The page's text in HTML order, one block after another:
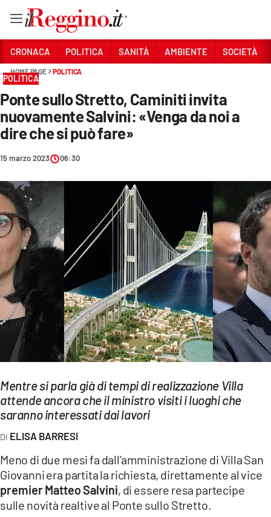
Sezioni
CRONACA
POLITICA
SANITÀ
AMBIENTE
SOCIETÀ
CULTURA
ECONOMIA E LAVORO
EVENTI
SPORT
Streaming
LAC NETWORK
LAC ONAIR
Network
LACPLAY.IT
LACTV.IT
CRONACA POLITICA SANITÀ AMBIENTE SOCIETÀ
HOME PAGE POLITICA
POLITICA
Ponte sullo Stretto, Caminiti invita
nuovamente Salvini: «Venga da noi a
dire che si può fare»
15 marzo 2023 06:30
Mentre si parla già di tempi di realizzazione Villa
attende ancora che il ministro visiti i luoghi che
saranno interessati dai lavori
ELISA BARRESI
Meno di due mesi fa dall’amministrazione di Villa San
Giovanni era partita la richiesta, direttamente al vice
premier Matteo Salvini, di essere resa partecipe
sulle novità realtive al Ponte sullo Stretto.